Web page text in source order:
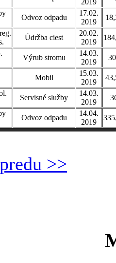
2019
Odvoz odpadu
17.02.
2019
Údržba ciest
20.02.
2019
Výrub stromu
14.03.
2019
Mobil
15.03.
2019
Servisné služby
14.03.
2019
Odvoz odpadu
14.04.
2019
>>